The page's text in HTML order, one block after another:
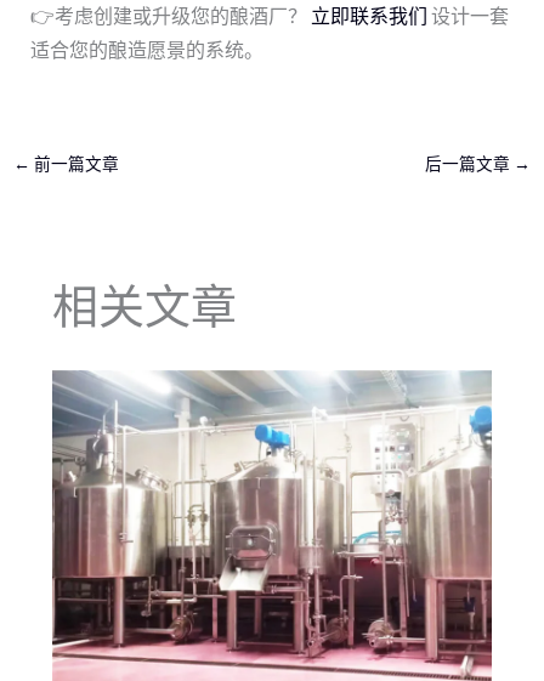
👉考虑创建或升级您的酿酒厂？ 立即联系我们 设计一套
适合您的酿造愿景的系统。
← 前一篇文章 后一篇文章 →
相关文章